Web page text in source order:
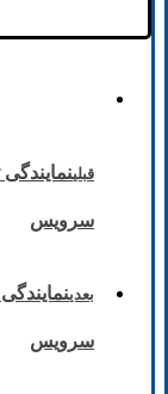
قبلی
سرویس
بعدی
سرویس